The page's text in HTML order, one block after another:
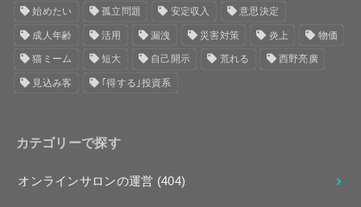
始めたい 孤立問題 安定収入 意思決定
成人年齢 活用 漏洩 災害対策 炎上 物価
猫ミーム 短大 自己開示 荒れる 西野亮廣
見込み客 ｢得する｣投資系
カテゴリーで探す
オンラインサロンの運営 (404)